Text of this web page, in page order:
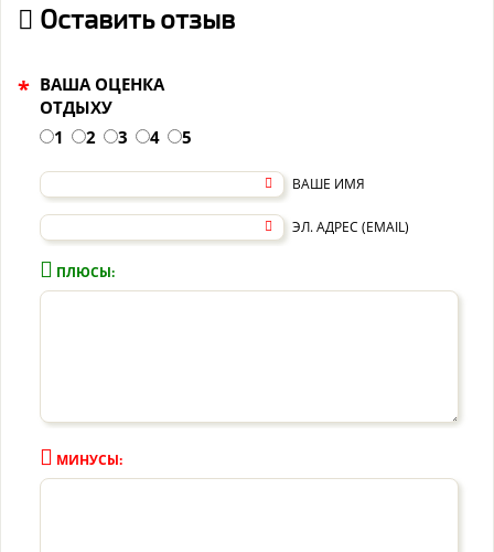
Оставить отзыв
ВАША ОЦЕНКА
ОТДЫХУ
*
1 2 3 4 5
ВАШЕ ИМЯ
ЭЛ. АДРЕС (EMAIL)
ПЛЮСЫ:
МИНУСЫ: